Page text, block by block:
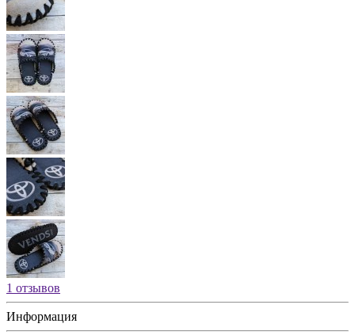
1 отзывов
Информация